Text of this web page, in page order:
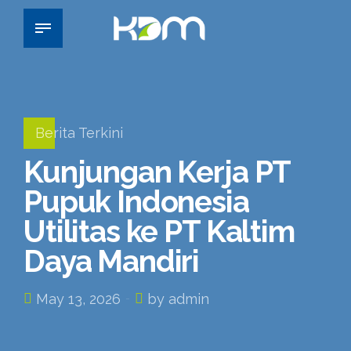
Berita Terkini
Kunjungan Kerja PT
Pupuk Indonesia
Utilitas ke PT Kaltim
Daya Mandiri
May 13, 2026 by admin